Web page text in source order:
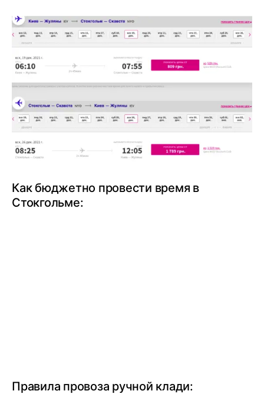
Как бюджетно провести время в
Стокгольме:
Правила провоза ручной клади: